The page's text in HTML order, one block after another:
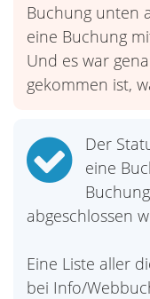
Buchung unten
eine Buchung
Und es war
gekommen ist,
Der
eine
abgeschlossen
Eine Liste aller
bei Info/